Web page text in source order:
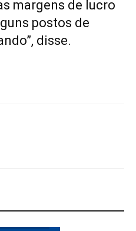
margens de lucro
postos de
disse.